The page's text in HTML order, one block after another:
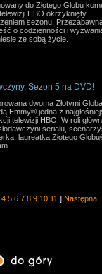
do Złotego Globu
HBO okrzyknięty
sezonu.
o codzienności i
ze sobą życie.
Sezon 5 na DVD!
dwoma Złotymi
Emmy® jedna z
telewizji HBO! W roli
serialu,
laureatka Złotego
4 5 6 7 8 9 10 11 ] Następna